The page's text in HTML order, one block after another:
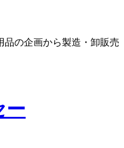
品の企画から製造・卸販売